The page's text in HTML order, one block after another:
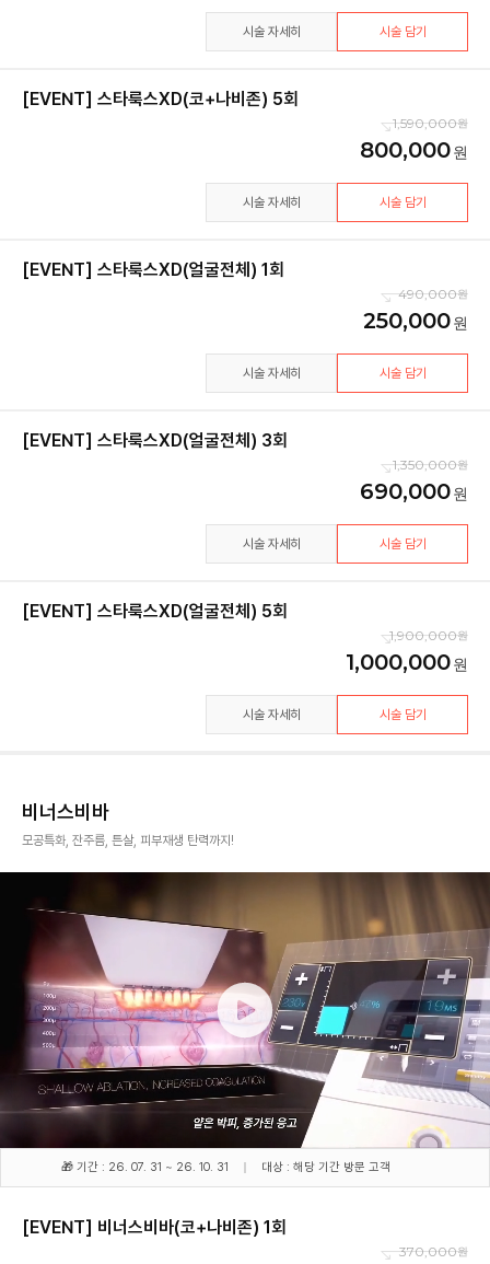
시술 자세히 시술 담기
[EVENT] 스타룩스XD(코+나비존) 5회
1,590,000
800,000
시술 자세히 시술 담기
[EVENT] 스타룩스XD(얼굴전체) 1회
490,000
250,000
시술 자세히 시술 담기
[EVENT] 스타룩스XD(얼굴전체) 3회
1,350,000
690,000
시술 자세히 시술 담기
[EVENT] 스타룩스XD(얼굴전체) 5회
1,900,000
1,000,000
시술 자세히 시술 담기
비너스비바
모공특화, 잔주름, 튼살, 피부재생 탄력까지!
🎁 기간 : 26. 07. 31 ~ 26. 10. 31 대상 : 해당 기간 방문 고객
[EVENT] 비너스비바(코+나비존) 1회
370,000